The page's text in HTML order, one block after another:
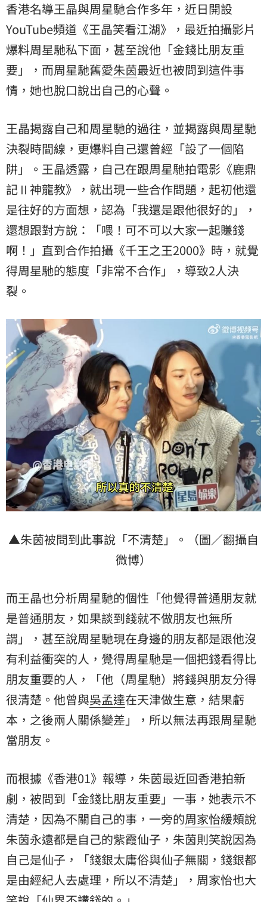
香港名導王晶與周星馳合作多年，近日開設
YouTube頻道《王晶笑看江湖》，最近拍攝影片
爆料周星馳私下面，甚至說他「金錢比朋友重
要」，而周星馳舊愛朱茵最近也被問到這件事
情，她也脫口說出自己的心聲。
王晶揭露自己和周星馳的過往，並揭露與周星馳
決裂時間線，更爆料自己還曾經「設了一個陷
阱」。王晶透露，自己在跟周星馳拍電影《鹿鼎
記Ⅱ神龍教》，就出現一些合作問題，起初他還
是往好的方面想，認為「我還是跟他很好的」，
還想跟對方說：「喂！可不可以大家一起賺錢
啊！」直到合作拍攝《千王之王2000》時，就覺
得周星馳的態度「非常不合作」，導致2人決
裂。
▲朱茵被問到此事說「不清楚」。（圖／翻攝自
微博）
而王晶也分析周星馳的個性「他覺得普通朋友就
是普通朋友，如果談到錢就不做朋友也無所
謂」，甚至說周星馳現在身邊的朋友都是跟他沒
有利益衝突的人，覺得周星馳是一個把錢看得比
朋友重要的人，「他（周星馳）將錢與朋友分得
很清楚。他曾與吳孟達在天津做生意，結果虧
本，之後兩人關係變差」，所以無法再跟周星馳
當朋友。
而根據《香港01》報導，朱茵最近回香港拍新
劇，被問到「金錢比朋友重要」一事，她表示不
清楚，因為不關自己的事，一旁的周家怡緩頰說
朱茵永遠都是自己的紫霞仙子，朱茵則笑說因為
自己是仙子，「錢銀太庸俗與仙子無關，錢銀都
是由經紀人去處理，所以不清楚」，周家怡也大